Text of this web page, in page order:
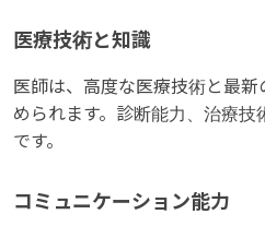
医療技術と知識
医師は、高度な医療技術と最
められます。診断能力、治療
です。
コミュニケーション能力